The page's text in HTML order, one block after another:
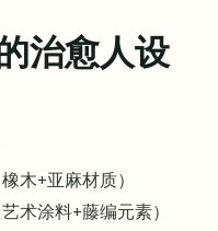
治愈人设
橡木+亚麻材质）
艺术涂料+藤编元素）